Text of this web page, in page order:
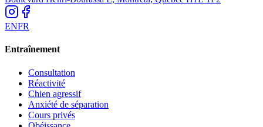
ENFR
Entraînement
Consultation
Réactivité
Chien agressif
Anxiété de séparation
Cours privés